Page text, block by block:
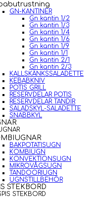
GN-KANTINER
Gn kantin 1/2
Gn kantin 1/3
Gn kantin 1/4
Gn kantin 1/6
Gn kantin 1/9
Gn kantin 1/1
Gn kantin 2/1
Gn kantin 2/3
KALLSKÄNKSSALADETTE
KEBABKNIV
POTIS GRILL
RESERVDELAR POTIS
RESERVDELAR TANDIR
SALADSKYL-SALADETTE
SNABBKYL
BAKPOTATISUGN
KOMBIUGN
KONVEKTIONSUGN
MIKROVÅGSUGN
TANDOORIUGN
UGNSTILLBEHÖR
STEKBORD